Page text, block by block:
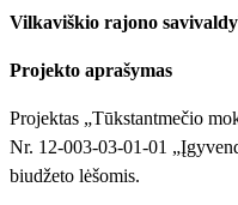
Vilkaviškio rajono
Projekto aprašymas
Projektas „Tūkstantmečio
Nr. 12-003-03-01-01
biudžeto lėšomis.